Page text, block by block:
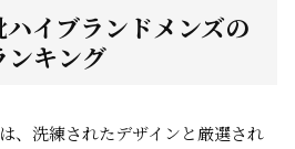
イブランドメンズの
ンキング
、洗練されたデザインと厳選され